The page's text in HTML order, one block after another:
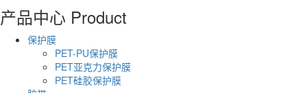
产品中心 Product
保护膜
PET-PU保护膜
PET亚克力保护膜
PET硅胶保护膜